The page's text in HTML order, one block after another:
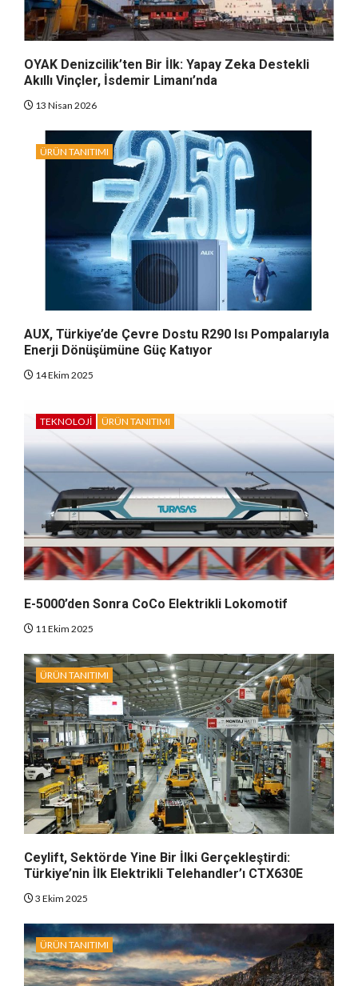
OYAK Denizcilik’ten Bir İlk: Yapay Zeka Destekli
Akıllı Vinçler, İsdemir Limanı’nda
13 Nisan 2026
ÜRÜN TANITIMI
AUX, Türkiye’de Çevre Dostu R290 Isı Pompalarıyla
Enerji Dönüşümüne Güç Katıyor
14 Ekim 2025
TEKNOLOJI ÜRÜN TANITIMI
E-5000’den Sonra CoCo Elektrikli Lokomotif
11 Ekim 2025
ÜRÜN TANITIMI
Ceylift, Sektörde Yine Bir İlki Gerçekleştirdi:
Türkiye’nin İlk Elektrikli Telehandler’ı CTX630E
3 Ekim 2025
ÜRÜN TANITIMI